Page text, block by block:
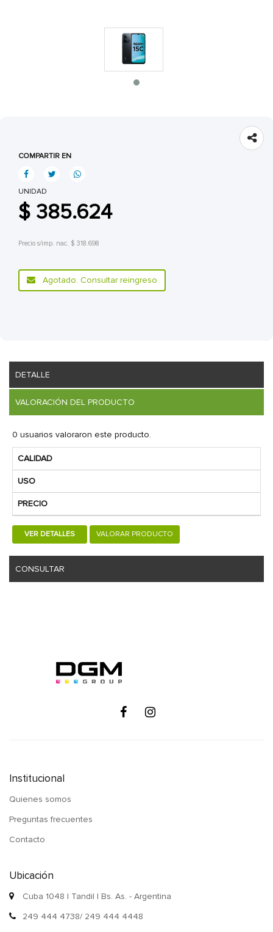
COMPARTIR EN
UNIDAD
$ 385.624
Precio s/imp. nac. $ 318.698
Agotado. Consultar reingreso
DETALLE
VALORACIÓN DEL PRODUCTO
0 usuarios valoraron este producto.
CALIDAD
USO
PRECIO
VER DETALLES VALORAR PRODUCTO
CONSULTAR
Institucional
Quienes somos
Preguntas frecuentes
Contacto
Ubicación
Cuba 1048 | Tandil | Bs. As. - Argentina
249 444 4738/ 249 444 4448